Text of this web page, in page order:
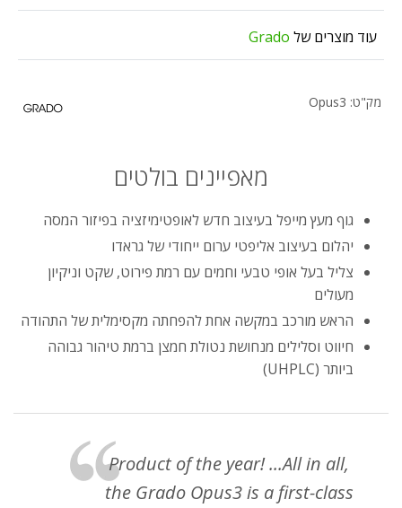
עוד מוצרים של Grado
מק"ט: Opus3
מאפיינים בולטים
גוף מעץ מייפל בעיצוב חדש לאופטימיזציה בפיזור המסה
יהלום בעיצוב אליפטי ערום ייחודי של גראדו
צליל בעל אופי טבעי וחמים עם רמת פירוט, שקט וניקיון
מעולים
הראש מורכב במקשה אחת להפחתה מקסימלית של התהודה
חיווט וסלילים מנחושת נטולת חמצן ברמת טיהור גבוהה
ביותר (UHPLC)
Product of the year! ...All in all,
the Grado Opus3 is a first-class